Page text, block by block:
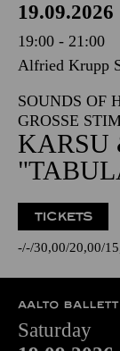
19.09.2026
19:00 - 21:00
Alfried Krupp
SOUNDS OF
GROSSE
KARSU
TICKETS
- - 30,00 20,00
AALTO
Saturday